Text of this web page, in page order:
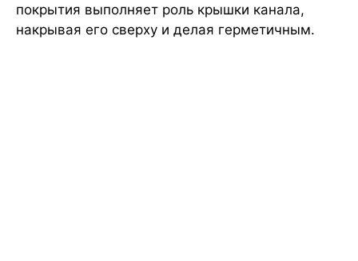
покрытия выполняет роль крышки канала,
накрывая его сверху и делая герметичным.